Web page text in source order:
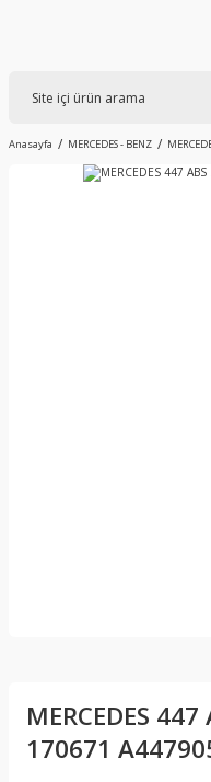
Anasayfa MERCEDES - BENZ
MERCEDES 447
170671